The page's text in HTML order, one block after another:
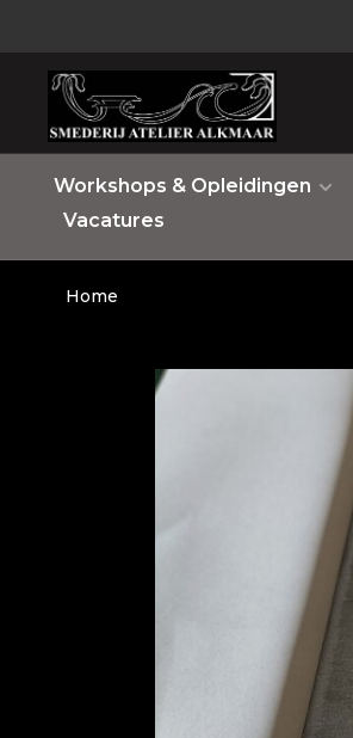
Workshops & Opleidingen
Vacatures
Home